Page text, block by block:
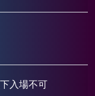
入場不可